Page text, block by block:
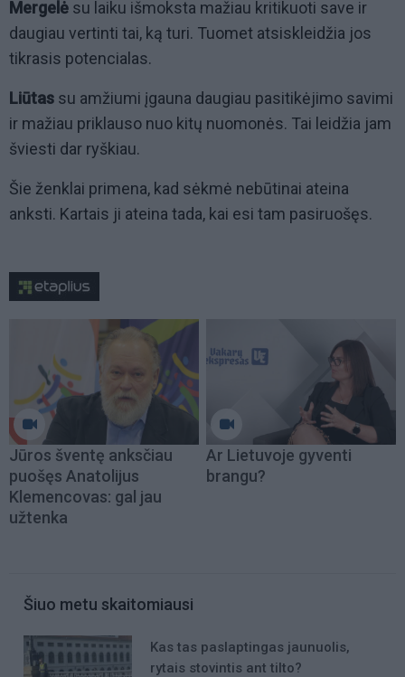
Mergelė su laiku išmoksta mažiau kritikuoti save ir
daugiau vertinti tai, ką turi. Tuomet atsiskleidžia jos
tikrasis potencialas.
Liūtas su amžiumi įgauna daugiau pasitikėjimo savimi
ir mažiau priklauso nuo kitų nuomonės. Tai leidžia jam
šviesti dar ryškiau.
Šie ženklai primena, kad sėkmė nebūtinai ateina
anksti. Kartais ji ateina tada, kai esi tam pasiruošęs.
Jūros šventę anksčiau
puošęs Anatolijus
Klemencovas: gal jau
užtenka
Ar Lietuvoje gyventi
brangu?
Šiuo metu skaitomiausi
Kas tas paslaptingas jaunuolis,
rytais stovintis ant tilto?